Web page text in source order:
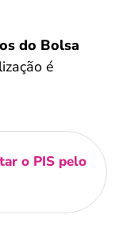
do Bolsa
é
o PIS pelo